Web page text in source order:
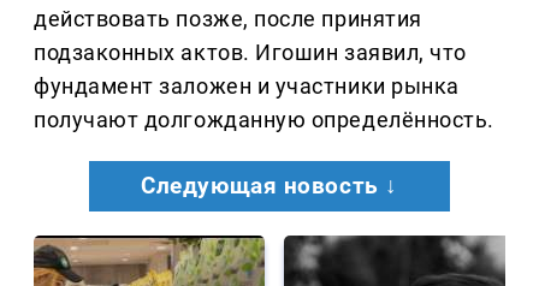
действовать позже, после принятия
подзаконных актов. Игошин заявил, что
фундамент заложен и участники рынка
получают долгожданную определённость.
Следующая новость ↓